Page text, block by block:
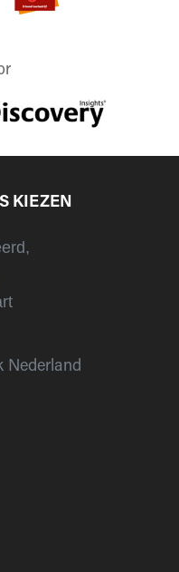
KIEZEN
Nederland